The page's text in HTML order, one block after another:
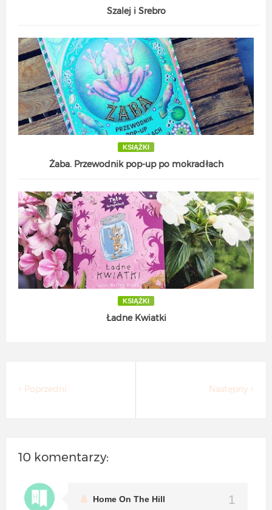
Szalej i Srebro
KSIĄŻKI
Żaba. Przewodnik pop-up po mokradłach
KSIĄŻKI
Ładne Kwiatki
Następny
Poprzedni
10 komentarzy:
Home On The Hill